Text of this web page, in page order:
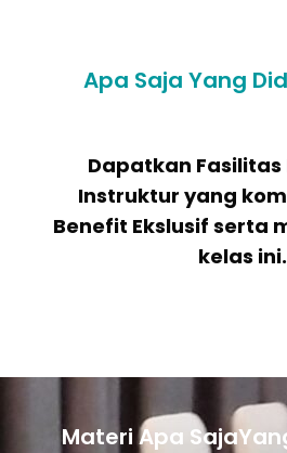
Apa Saja Yang
Dapatkan
Instruktur yang
Benefit Ekslusif serta
kelas ini.
Materi Apa